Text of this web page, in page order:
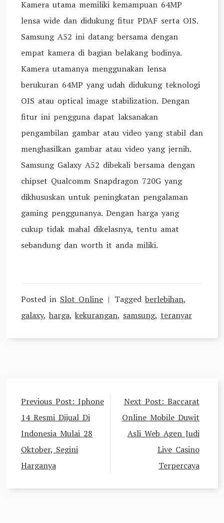
Kamera utama memiliki kemampuan 64MP
lensa wide dan didukung fitur PDAF serta OIS.
Samsung A52 ini datang bersama dengan
empat kamera di bagian belakang bodinya.
Kamera utamanya menggunakan lensa
berukuran 64MP yang udah didukung teknologi
OIS atau optical image stabilization. Dengan
fitur ini pengguna dapat laksanakan
pengambilan gambar atau video yang stabil dan
menghasilkan gambar atau video yang jernih.
Samsung Galaxy A52 dibekali bersama dengan
chipset Qualcomm Snapdragon 720G yang
dikhususkan untuk peningkatan pengalaman
gaming penggunanya. Dengan harga yang
cukup tidak mahal dikelasnya, tentu amat
sebandung dan worth it anda miliki.
Posted in Slot Online Tagged berlebihan,
galaxy, harga, kekurangan, samsung, teranyar
Post
navigation
Previous Post: Iphone
14 Resmi Dijual Di
Indonesia Mulai 28
Oktober, Segini
Harganya
Next Post: Baccarat
Online Mobile Duwit
Asli Web Agen Judi
Live Casino
Terpercaya